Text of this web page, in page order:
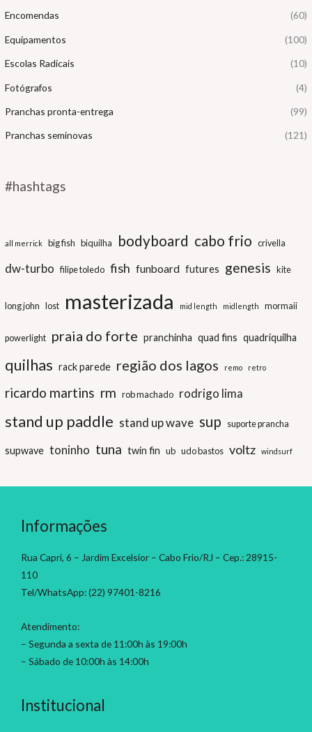
Encomendas (60)
Equipamentos (100)
Escolas Radicais (10)
Fotógrafos (4)
Pranchas pronta-entrega (99)
Pranchas seminovas (121)
#hashtags
all merrick big fish biquilha bodyboard cabo frio crivella
dw-turbo filipe toledo fish funboard futures genesis kite
long john lost masterizada mid length midlength mormaii
powerlight praia do forte pranchinha quad fins quadriquilha
quilhas rack parede região dos lagos remo retro
ricardo martins rm rob machado rodrigo lima
stand up paddle stand up wave sup suporte prancha
supwave toninho tuna twin fin ub udo bastos voltz windsurf
Informações
Rua Capri, 6 – Jardim Excelsior – Cabo Frio/RJ – Cep.: 28915-
110
Tel/WhatsApp: (22) 97401-8216
Atendimento:
– Segunda a sexta de 11:00h às 19:00h
– Sábado de 10:00h às 14:00h
Institucional